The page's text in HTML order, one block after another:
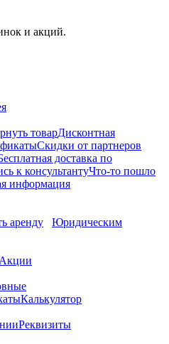
и акций.
товарДисконтная
Скидки от партнеров
доставка по
к консультантуЧто-то пошло
информация
аренду
Юридическим
Акции
Калькулятор
Реквизиты